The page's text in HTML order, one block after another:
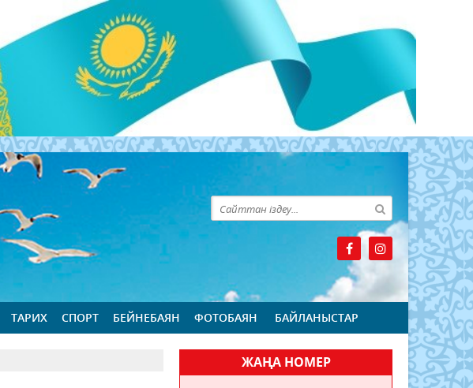
ТАРИХ СПОРТ БЕЙНЕБАЯН ФОТОБАЯН БАЙЛАНЫСТАР
ЖАҢА НОМЕР